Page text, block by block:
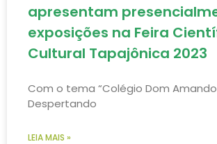
apresentam
exposições na Feira
Cultural Tapajônica 2023
Com o tema “Colégio Dom
Despertando
LEIA MAIS »